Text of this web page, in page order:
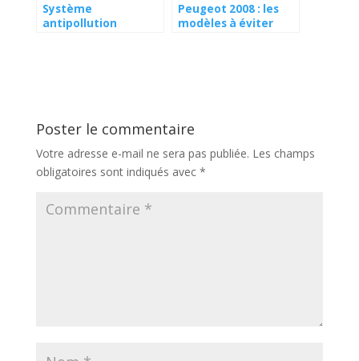
Système
antipollution
Peugeot 2008 : les
modèles à éviter
Poster le commentaire
Votre adresse e-mail ne sera pas publiée. Les champs
obligatoires sont indiqués avec *